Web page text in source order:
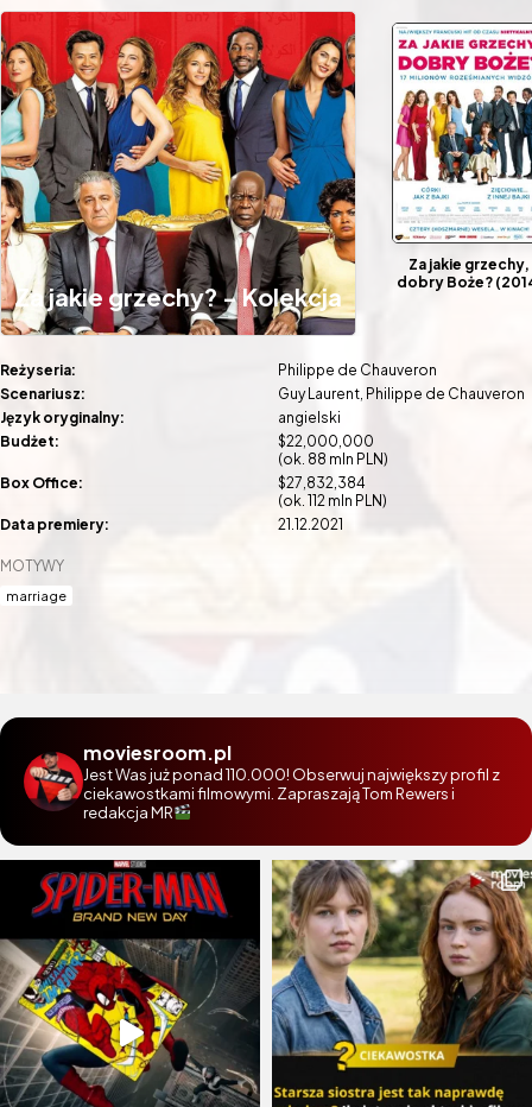
MOTYWY
marriage
Za jakie grzechy? - Kolekcja
Za jakie grzechy,
dobry Boże?
Reżyseria:
Philippe de Chauveron
Scenariusz:
Guy Laurent Philippe de Chauveron
Język oryginalny:
angielski
Budżet:
$22,000,000
(ok. 88 mln PLN)
Box Office:
$27,832,384
(ok. 112 mln PLN)
Data premiery:
21.12.2021
moviesroom.pl
Jest Was już ponad 110.000! Obserwuj największy profil z
ciekawostkami filmowymi. Zapraszają Tom Rewers i
redakcja MR